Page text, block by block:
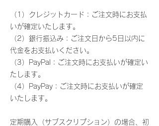
（1）クレジットカード：ご注文時にお支払
いが確定いたします。
（2）銀行振込み：ご注文日から5日以内に
代金をお支払いください。
（3）PayPal：ご注文時にお支払いが確定い
たします。
（4）PayPay：ご注文時にお支払いが確定
いたします。
定期購入（サブスクリプション）の場合、初